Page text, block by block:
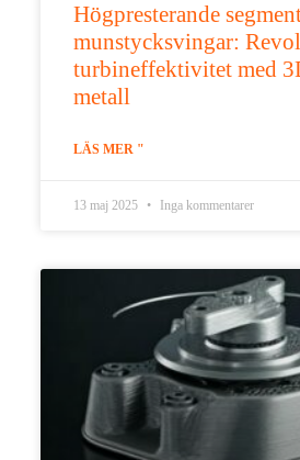
Högpresterande
munstycksvingar:
turbineffektivitet med
metall
LÄS MER "
13 maj 2025 Inga kommentarer